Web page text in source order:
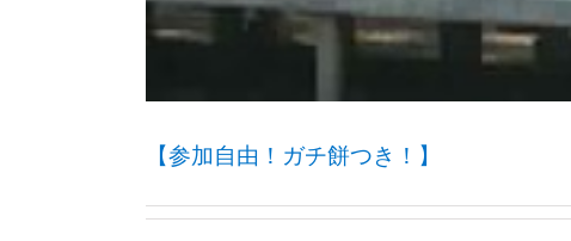
【参加自由！ガチ餅つき！】